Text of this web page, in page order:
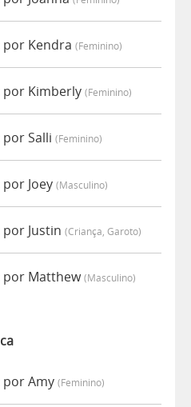
Kendra (feminino)
Kimberly (feminino)
Salli (feminino)
Joey (masculino)
Justin (criança, Garoto)
por Matthew(masculino)
Amy (feminino)